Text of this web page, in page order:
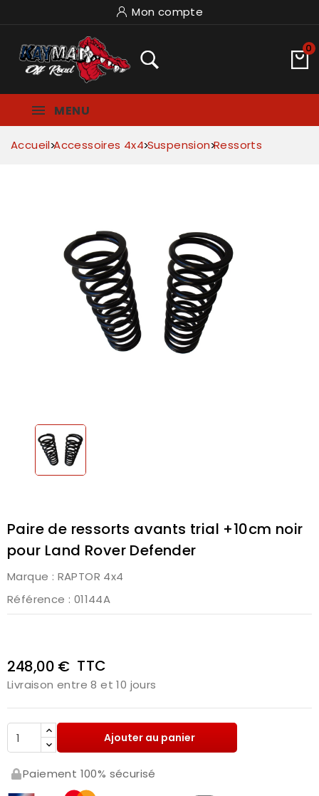
Mon compte
0
MENU
Accueil Accessoires 4x4 Suspension Ressorts
Paire de ressorts avants trial +10cm noir
pour Land Rover Defender
Marque : RAPTOR 4x4
Référence : 01144A
248,00 € TTC
Livraison entre 8 et 10 jours
Ajouter au panier
Paiement 100% sécurisé